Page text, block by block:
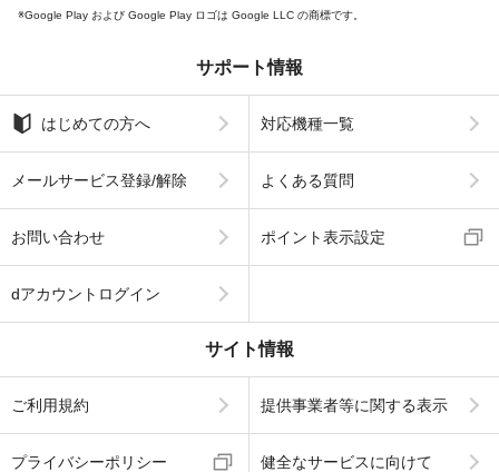
Google Play および Google Play ロゴは Google LLC の商標です。
サポート情報
はじめての方へ 対応機種一覧
メールサービス登録/解除 よくある質問
お問い合わせ ポイント表示設定
dアカウントログイン
サイト情報
ご利用規約 提供事業者等に関する表示
プライバシーポリシー 健全なサービスに向けて